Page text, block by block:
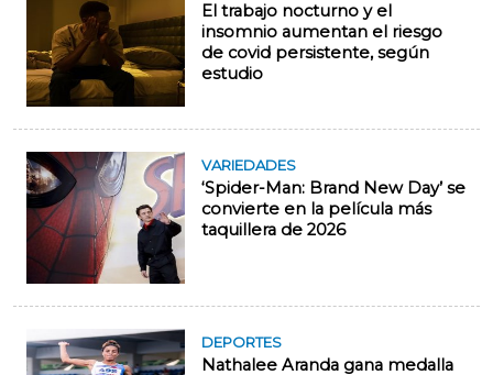
El trabajo nocturno y el
insomnio aumentan el riesgo
de covid persistente, según
estudio
VARIEDADES
‘Spider-Man: Brand New Day’ se
convierte en la película más
taquillera de 2026
DEPORTES
Nathalee Aranda gana medalla